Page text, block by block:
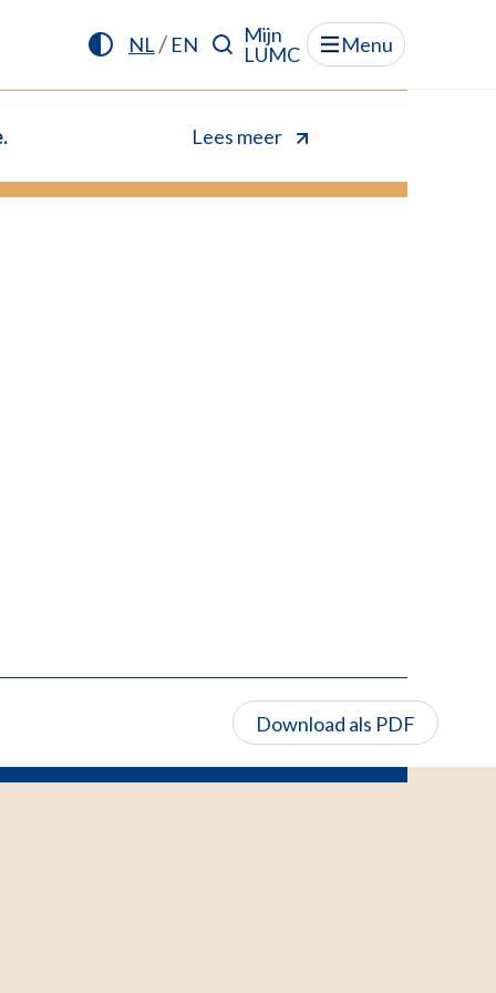
NL/ EN
Mijn
LUMC
Menu
Lees meer
Download als PDF